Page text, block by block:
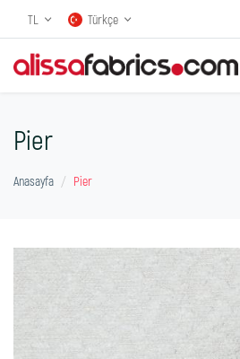
TL Türkçe
Pier
Anasayfa Pier